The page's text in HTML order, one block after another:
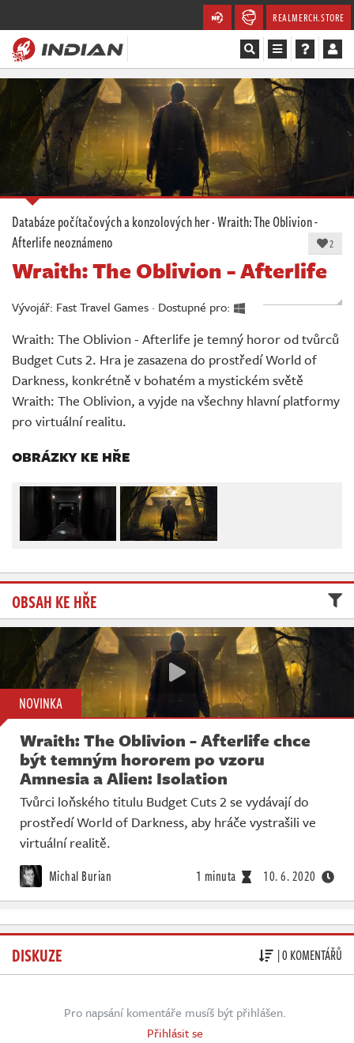
REALMERCH.STORE
Magazín
Recenze
Videa
Soutěže
Databáze
Komunita
Redakce
Živě
Databáze počítačových a konzolových her·Wraith: The Oblivion -
Afterlifeneoznámeno 2
Wraith: The Oblivion - Afterlife
Vývojář: Fast Travel Games · Dostupné pro:
Wraith: The Oblivion - Afterlife je temný horor od tvůrců
Budget Cuts 2. Hra je zasazena do prostředí World of
Darkness, konkrétně v bohatém a mystickém světě
Wraith: The Oblivion, a vyjde na všechny hlavní platformy
pro virtuální realitu.
OBRÁZKY KE HŘE
OBSAH KE HŘE
NOVINKA
Wraith: The Oblivion - Afterlife chce
být temným hororem po vzoru
Amnesia a Alien: Isolation
Tvůrci loňského titulu Budget Cuts 2 se vydávají do
prostředí World of Darkness, aby hráče vystrašili ve
virtuální realitě.
Michal Burian 1 minuta 10. 6. 2020
DISKUZE | 0 KOMENTÁŘŮ
Pro napsání komentáře musíš být přihlášen.
Přihlásit se